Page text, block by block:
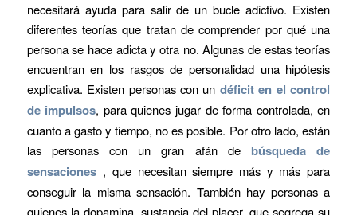
necesitará ayuda para salir de un bucle adictivo. Existen
diferentes teorías que tratan de comprender por qué una
persona se hace adicta y otra no. Algunas de estas teorías
encuentran en los rasgos de personalidad una hipótesis
explicativa. Existen personas con un déficit en el control
de impulsos, para quienes jugar de forma controlada, en
cuanto a gasto y tiempo, no es posible. Por otro lado, están
las personas con un gran afán de búsqueda de
sensaciones, que necesitan siempre más y más para
conseguir la misma sensación. También hay personas a